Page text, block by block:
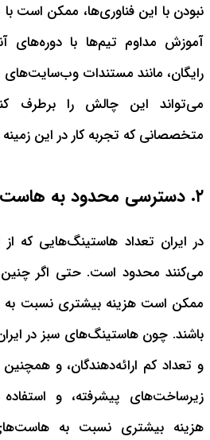
نبودن با این فناوری‌ها، ممکن است
آموزش مداوم تیم‌ها با دوره‌های
رایگان، مانند مستندات وب‌سایت‌های
می‌تواند این چالش را برطرف
متخصصانی که تجربه کار در این
۲. دسترسی محدود به هاست‌های سبز در ایران
در ایران تعداد هاستینگ‌هایی که از
می‌کنند محدود است. حتی اگر چنین
ممکن است هزینه بیشتری نسبت
باشند. چون هاستینگ‌های سبز در
و تعداد کم ارائه‌دهندگان، و
زیرساخت‌های پیشرفته، و
هزینه بیشتری نسبت به